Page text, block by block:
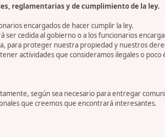
reglamentarias y de cumplimiento de la ley.
encargados de hacer cumplir la ley.
cedida al gobierno o a los funcionarios
para proteger nuestra propiedad y nuestros
actividades que consideramos ilegales o poco
según sea necesario para entregar
que creemos que encontrará interesantes.